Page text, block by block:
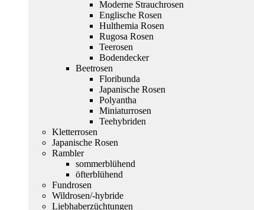
Moderne Strauchrosen
Englische Rosen
Hulthemia Rosen
Rugosa Rosen
Teerosen
Bodendecker
Beetrosen
Floribunda
Japanische Rosen
Polyantha
Miniaturrosen
Teehybriden
Kletterrosen
Japanische Rosen
Rambler
sommerblühend
öfterblühend
Fundrosen
Wildrosen/-hybride
Liebhaberzüchtungen